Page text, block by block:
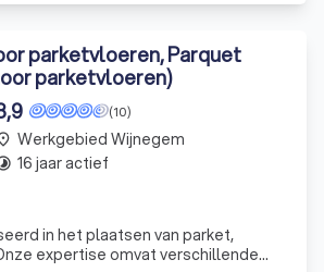
parketvloeren, Parquet
parketvloeren)
(10)
in het plaatsen van parket,
expertise omvat verschillende
Werkgebied Wijnegem
16 jaar actief